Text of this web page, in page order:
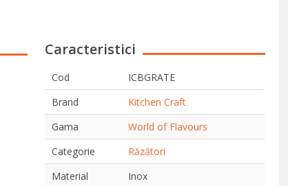
Caracteristici
Cod
ICBGRATE
Brand
Kitchen Craft
Gama
World of Flavours
Categorie
Răzători
Material
Inox